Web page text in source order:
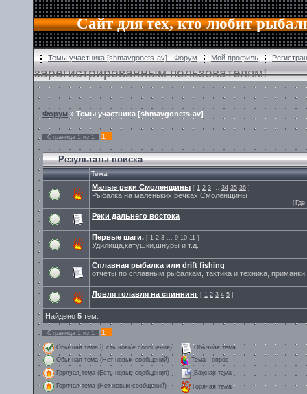
Сайт для тех, кто любит
Темы участника [shmavgonets-av] - Форум Мой профиль
зарегистрированным пользователям!
Форум » Темы участника [shmavgonets-av]
Страница 1 из 1 1
Результаты поиска
Тема
Малые реки Смоленщины [ 1 2 3 … 34 35 36 ]
Рыбалка на маленьких речках Смоленщины
[
Реки дальнего востока
Первые шаги. [ 1 2 3 … 9 10 11 ]
Удилища,катушки,шнуры и т.д.
Сплавная рыбалка или drift fishing
отчеты по сплавным рыбалкам, тактика и техника, приманки.
Ловля голавля на спиннинг [ 1 2 3 4 5 ]
Найдено 5 тем.
Страница 1 из 1 1
Обычная тема (Есть новые сообщения)
Обычная тема
Обычная тема (Нет новых сообщений)
Тема - опрос
Горячая тема (Есть новые сообщения)
Важная тема
Горячая тема (Нет новых сообщений)
Горячая тема